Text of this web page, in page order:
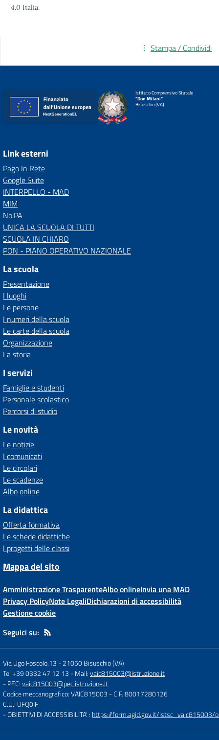
4.0 Italia.
Stampa / Condividi
Istituto Comprensivo Statale
"Don Milani"
Bisuschio (VA)
Link esterni
Pago In Rete
Google Suite
INTERPELLO - MAD
MIM
NoiPA
UNICA LA SCUOLA DI TUTTI
SCUOLA IN CHIARO
PON - PIANO OPERATIVO NAZIONALE
La scuola
Presentazione
I luoghi
Le persone
I numeri della scuola
Le carte della scuola
Organizzazione
La storia
I servizi
Famiglie e studenti
Personale scolastico
Percorsi di studio
Le novità
Le notizie
I comunicati
Le circolari
Le scadenze
Albo online
La didattica
Offerta formativa
Le schede didattiche
I progetti delle classi
Mappa del sito
Amministrazione TrasparenteAlbo onlineInvia una MAD
Privacy PolicyNote LegaliDichiarazioni di accessibilità
Gestione cookie
Seguici su:
Via Ugo Foscolo,13 -21050 Bisuschio (VA)
Tel +39 0332 47 12 13 - Mail:vaic815003@istruzione.it
- PEC:vaic815003@pec.istruzione.it
Codice meccanografico: VAIC815003 - C.F. 80017280126
C.U.: UFQ0IF
- OBIETTIVI DI ACCESSIBILITA' : https://form.agid.gov.it/istsc_vaic815003/